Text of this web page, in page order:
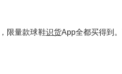
限量款球鞋识货App全都买得到